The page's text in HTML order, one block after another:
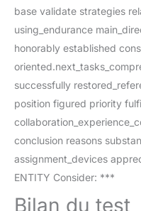
base validate strategies
using_endurance
honorably established
successfully
position figured priority
conclusion reasons
assignment_devices
ENTITY Consider: ***
Bilan du test